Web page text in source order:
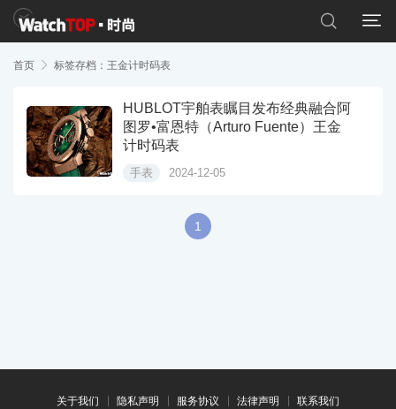


首页  标签存档：王金计时码表
HUBLOT宇舶表瞩目发布经典融合阿
图罗•富恩特（Arturo Fuente）王金
计时码表
手表 2024-12-05
1
关于我们 隐私声明 服务协议 法律声明
联系我们